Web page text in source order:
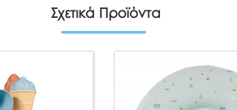
Σχετικά Προϊόντα